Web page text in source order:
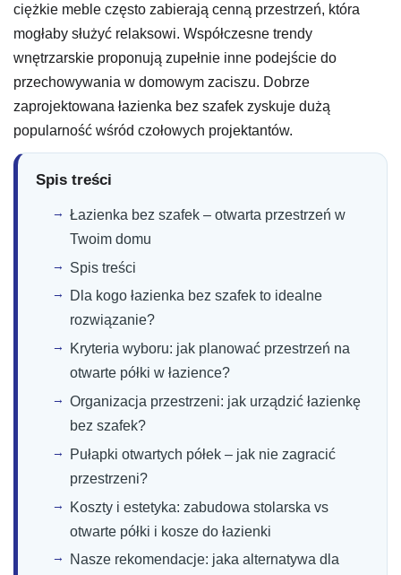
ciężkie meble często zabierają cenną przestrzeń, która
mogłaby służyć relaksowi. Współczesne trendy
wnętrzarskie proponują zupełnie inne podejście do
przechowywania w domowym zaciszu. Dobrze
zaprojektowana łazienka bez szafek zyskuje dużą
popularność wśród czołowych projektantów.
Spis treści
Łazienka bez szafek – otwarta przestrzeń w
Twoim domu
Spis treści
Dla kogo łazienka bez szafek to idealne
rozwiązanie?
Kryteria wyboru: jak planować przestrzeń na
otwarte półki w łazience?
Organizacja przestrzeni: jak urządzić łazienkę
bez szafek?
Pułapki otwartych półek – jak nie zagracić
przestrzeni?
Koszty i estetyka: zabudowa stolarska vs
otwarte półki i kosze do łazienki
Nasze rekomendacje: jaka alternatywa dla